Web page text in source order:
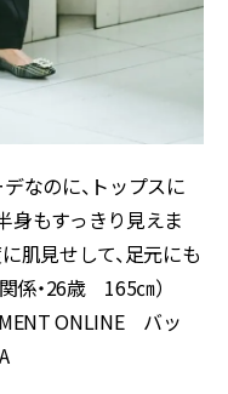
なのに、トップスに
身もすっきり見えま
肌見せして、足元にも
係・26歳 165㎝）
ONLINE バッ